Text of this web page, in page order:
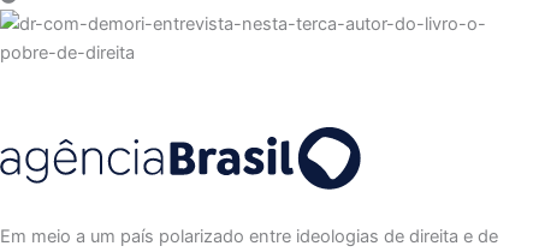
Em meio a um país polarizado entre ideologias de direita e de